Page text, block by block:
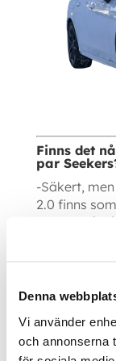
Denna
Vi använder
och annonserna
Finns det
par
-Säkert,
2.0 finns
2-5 ljus på
3-pack
4-pack
5-pack